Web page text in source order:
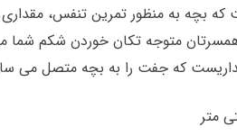
بچه به منظور تمرین تنفس، مقداری
که جفت را به بچه متصل می